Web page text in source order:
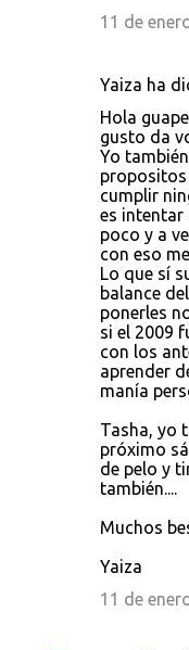
11 de
Yaiza ha
Hola
gusto da
Yo
propositos
cumplir
es intentar
poco y a
con eso
Lo que sí
balance
ponerles
si el 2009
con los
aprender
manía
Tasha, yo
próximo
de pelo y
también....
Muchos
Yaiza
11 de